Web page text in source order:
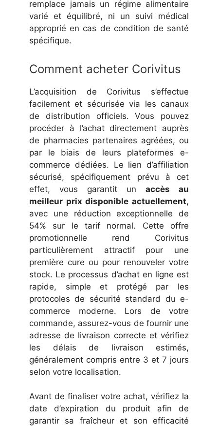
remplace jamais un régime alimentaire
varié et équilibré, ni un suivi médical
approprié en cas de condition de santé
spécifique.
Comment acheter Corivitus
L’acquisition de Corivitus s’effectue
facilement et sécurisée via les canaux
de distribution officiels. Vous pouvez
procéder à l’achat directement auprès
de pharmacies partenaires agréées, ou
par le biais de leurs plateformes e-
commerce dédiées. Le lien d’affiliation
sécurisé, spécifiquement prévu à cet
effet, vous garantit un accès au
meilleur prix disponible actuellement,
avec une réduction exceptionnelle de
54% sur le tarif normal. Cette offre
promotionnelle rend Corivitus
particulièrement attractif pour une
première cure ou pour renouveler votre
stock. Le processus d’achat en ligne est
rapide, simple et protégé par les
protocoles de sécurité standard du e-
commerce moderne. Lors de votre
commande, assurez-vous de fournir une
adresse de livraison correcte et vérifiez
les délais de livraison estimés,
généralement compris entre 3 et 7 jours
selon votre localisation.
Avant de finaliser votre achat, vérifiez la
date d’expiration du produit afin de
garantir sa fraîcheur et son efficacité